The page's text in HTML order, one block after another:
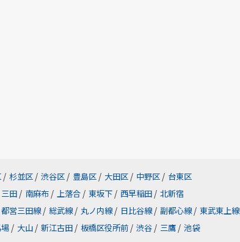
/ 杉並区 / 渋谷区 / 豊島区 / 大田区 / 中野区 / 台東区
三田 / 南麻布 / 上落合 / 東坂下 / 西早稲田 / 北新宿
都営三田線 / 総武線 / 丸ノ内線 / 日比谷線 / 副都心線 / 東武東上線
/ 大山 / 新江古田 / 板橋区役所前 / 渋谷 / 三鷹 / 池袋